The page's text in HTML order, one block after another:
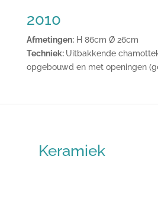
2010
Afmetingen:H 86cm Ø 26cm
Techniek: Uitbakkende
opgebouwd en met openingen
Keramiek